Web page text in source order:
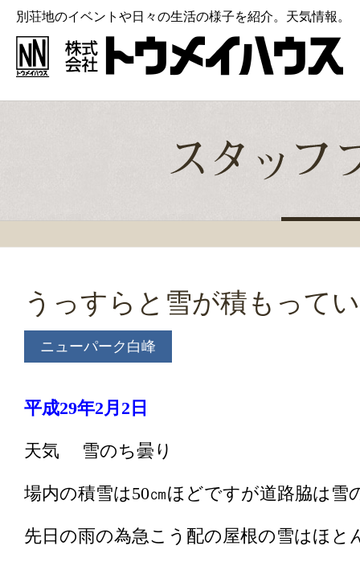
別荘地のイベントや日々の生活の様子を紹介。天気情報。
うっすらと雪が積もって
ニューパーク白峰
平成29年2月2日
天気 雪のち曇り
場内の積雪は50㎝ほどですが道路脇は雪
先日の雨の為急こう配の屋根の雪はほと